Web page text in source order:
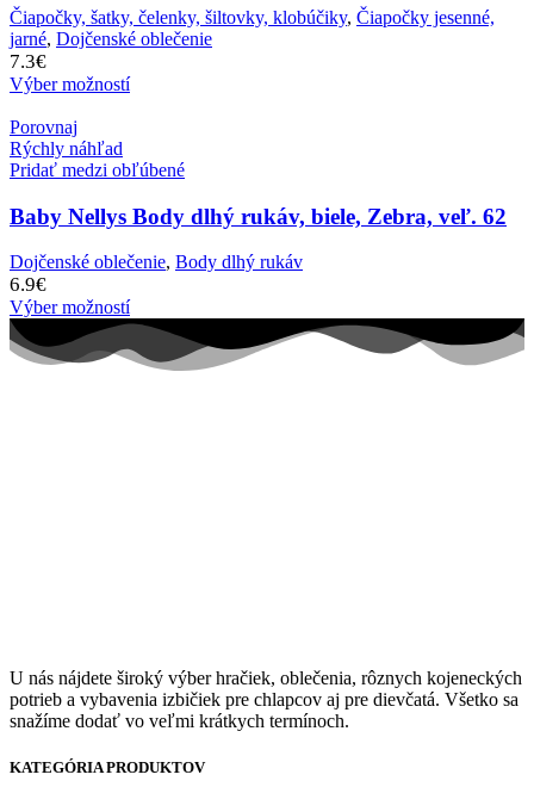
Čiapočky, šatky, čelenky, šiltovky, klobúčiky, Čiapočky jesenné,
jarné, Dojčenské oblečenie
7.3€
Výber možností
Porovnaj
Rýchly náhľad
Pridať medzi obľúbené
Baby Nellys Body dlhý rukáv, biele, Zebra, veľ. 62
Dojčenské oblečenie, Body dlhý rukáv
6.9€
Výber možností
U nás nájdete široký výber hračiek, oblečenia, rôznych kojeneckých
potrieb a vybavenia izbičiek pre chlapcov aj pre dievčatá. Všetko sa
snažíme dodať vo veľmi krátkych termínoch.
KATEGÓRIA PRODUKTOV